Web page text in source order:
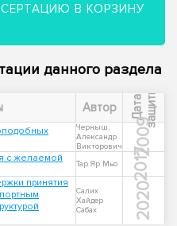
В КОРЗИНУ
данного раздела
Автор Д
а
т
а
з
а
щ
и
ты
Черныш,
Александр
Викторович
2009
с желаемой
Тар Яр Мьо 2017
принятия
Салих
Хайдер
Сабах
2020